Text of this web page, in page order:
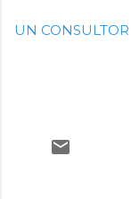
UN CONSULTOR